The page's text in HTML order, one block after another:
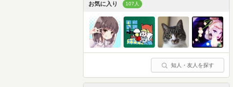
お気に入り 107人
知人・友人を探す